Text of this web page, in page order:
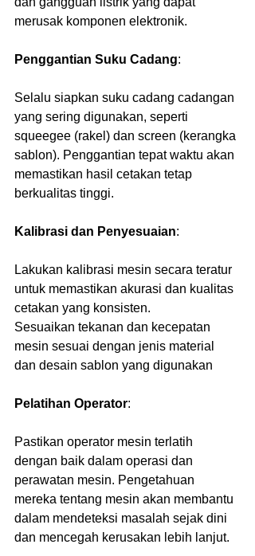
merusak komponen elektronik.
Penggantian Suku Cadang:
Selalu siapkan suku cadang cadangan
yang sering digunakan, seperti
squeegee (rakel) dan screen (kerangka
sablon). Penggantian tepat waktu akan
memastikan hasil cetakan tetap
berkualitas tinggi.
Kalibrasi dan Penyesuaian:
Lakukan kalibrasi mesin secara teratur
untuk memastikan akurasi dan kualitas
cetakan yang konsisten.
Sesuaikan tekanan dan kecepatan
mesin sesuai dengan jenis material
dan desain sablon yang digunakan
Pelatihan Operator:
Pastikan operator mesin terlatih
dengan baik dalam operasi dan
perawatan mesin. Pengetahuan
mereka tentang mesin akan membantu
dalam mendeteksi masalah sejak dini
dan mencegah kerusakan lebih lanjut.